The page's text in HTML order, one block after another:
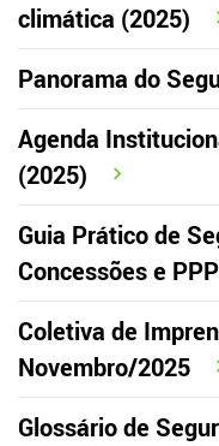
climática (2025)
Panorama do
Agenda
(2025)
Guia Prático de
Concessões e
Coletiva de
Novembro/2025
Glossário de